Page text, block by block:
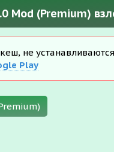
Mod (Premium)
не
Play